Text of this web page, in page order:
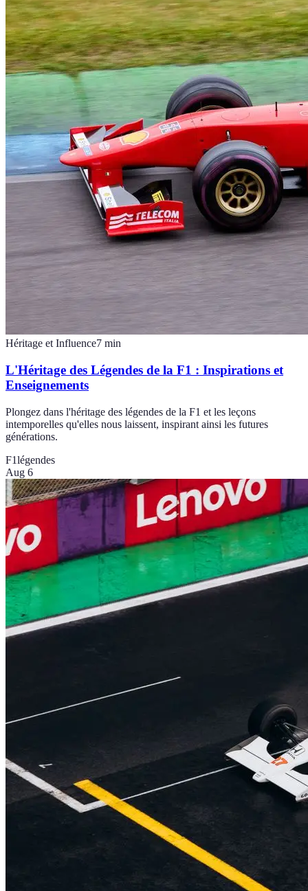
Héritage et Influence7 min
L'Héritage des Légendes de la F1 : Inspirations et
Enseignements
Plongez dans l'héritage des légendes de la F1 et les leçons
intemporelles qu'elles nous laissent, inspirant ainsi les futures
générations.
F1légendes
Aug 6